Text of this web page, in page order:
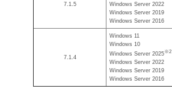
7.1.5
Windows Server 2022
Windows Server 2019
Windows Server 2016
7.1.4
Windows 11
Windows 10
Windows Server 2025※2
Windows Server 2022
Windows Server 2019
Windows Server 2016